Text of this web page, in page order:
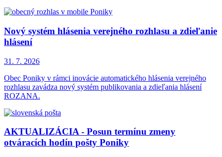
Nový systém hlásenia verejného rozhlasu a zdieľanie
hlásení
31. 7. 2026
Obec Poniky v rámci inovácie automatického hlásenia verejného
rozhlasu zavádza nový systém publikovania a zdieľania hlásení
ROZANA.
AKTUALIZÁCIA - Posun termínu zmeny
otváracích hodín pošty Poniky